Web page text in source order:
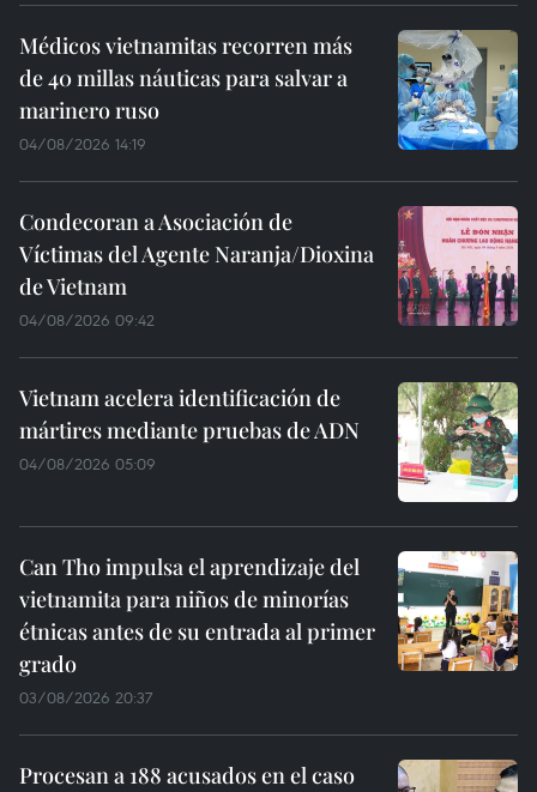
Médicos vietnamitas recorren más
de 40 millas náuticas para salvar a
marinero ruso
04/08/2026 14:19
Condecoran a Asociación de
Víctimas del Agente Naranja/Dioxina
de Vietnam
04/08/2026 09:42
Vietnam acelera identificación de
mártires mediante pruebas de ADN
04/08/2026 05:09
Can Tho impulsa el aprendizaje del
vietnamita para niños de minorías
étnicas antes de su entrada al primer
grado
03/08/2026 20:37
Procesan a 188 acusados en el caso